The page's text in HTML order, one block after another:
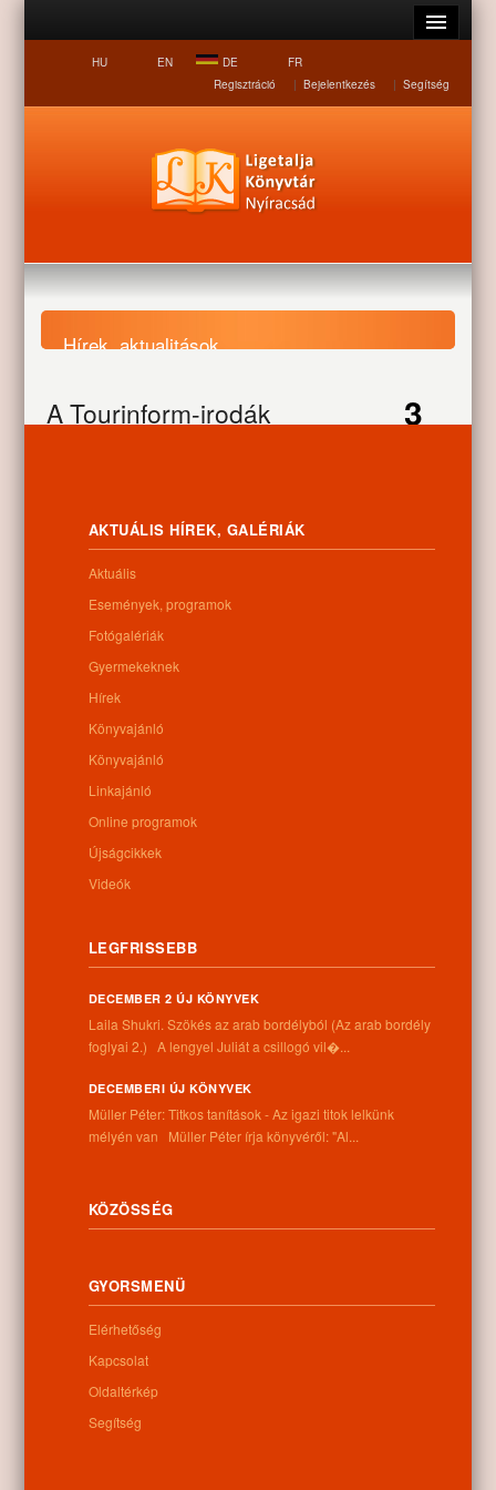
HU EN DE
FR
Regisztráció
| Bejelentkezés | Segítség
Hírek, aktualitások
Nyitólap Hírek, aktualitások
A Tourinform-irodák
Letöltés
3
0
Nem található kapcsolódó anyag
Kategóriák:
Információk
Telefon:
+36 52 206 031
Nyitva tartás:
Szerda: 9:00-12:00 13:00-16:30
Csütörtök: 9:00-12:00 13:00-16:30
Vasárnap: zárva
Hírlevél
AKTUÁLIS HÍREK, GALÉRIÁK
Aktuális
Események, programok
Fotógalériák
Gyermekeknek
Hírek
Könyvajánló
Könyvajánló
Linkajánló
Online programok
Újságcikkek
Videók
LEGFRISSEBB
DECEMBER 2 ÚJ KÖNYVEK
Laila Shukri. Szökés ​az arab bordélyból (Az arab bordély
foglyai 2.) A lengyel Juliát a csillogó vil�...
DECEMBERI ÚJ KÖNYVEK
Müller Péter: Titkos tanítások - Az igazi titok lelkünk
mélyén van Müller Péter írja könyvéről: "Al...
KÖZÖSSÉG
GYORSMENÜ
Elérhetőség
Kapcsolat
Oldaltérkép
Segítség